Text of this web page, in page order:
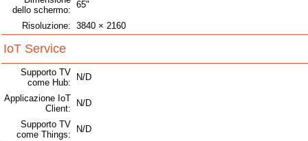
dello schermo:
65"
Risoluzione: 3840 × 2160
IoT Service
Supporto TV
come Hub:
N/D
Applicazione IoT
Client:
N/D
Supporto TV
come Things:
N/D